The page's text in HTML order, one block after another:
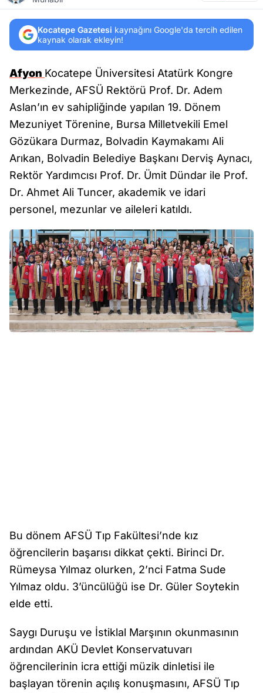
Kocatepe Gazetesi kaynağını Google'da tercih edilen
kaynak olarak ekleyin!
Afyon Kocatepe Üniversitesi Atatürk Kongre
Merkezinde, AFSÜ Rektörü Prof. Dr. Adem
Aslan’ın ev sahipliğinde yapılan 19. Dönem
Mezuniyet Törenine, Bursa Milletvekili Emel
Gözükara Durmaz, Bolvadin Kaymakamı Ali
Arıkan, Bolvadin Belediye Başkanı Derviş Aynacı,
Rektör Yardımcısı Prof. Dr. Ümit Dündar ile Prof.
Dr. Ahmet Ali Tuncer, akademik ve idari
personel, mezunlar ve aileleri katıldı.
Bu dönem AFSÜ Tıp Fakültesi’nde kız
öğrencilerin başarısı dikkat çekti. Birinci Dr.
Rümeysa Yılmaz olurken, 2’nci Fatma Sude
Yılmaz oldu. 3’üncülüğü ise Dr. Güler Soytekin
elde etti.
Saygı Duruşu ve İstiklal Marşının okunmasının
ardından AKÜ Devlet Konservatuvarı
öğrencilerinin icra ettiği müzik dinletisi ile
başlayan törenin açılış konuşmasını, AFSÜ Tıp